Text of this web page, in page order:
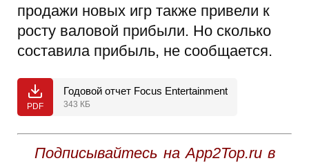
продажи новых игр также привели к
росту валовой прибыли. Но сколько
составила прибыль, не сообщается.
PDF
Годовой отчет Focus Entertainment
343 КБ
Подписывайтесь на App2Top.ru в